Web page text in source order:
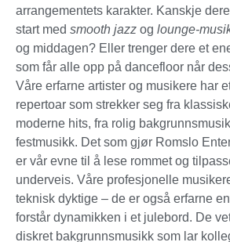
arrangementets karakter. Kanskje
start med smooth jazz og lounge-
og middagen? Eller trenger dere et
som får alle opp på dancefloor når
Våre erfarne artister og musikere har
repertoar som strekker seg fra
moderne hits, fra rolig
festmusikk. Det som gjør Romslo
er vår evne til å lese rommet og
underveis. Våre profesjonelle
teknisk dyktige – de er også erfarne
forstår dynamikken i et julebord. De
diskret bakgrunnsmusikk som lar